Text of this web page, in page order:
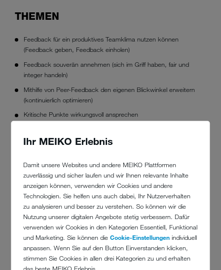
Ihr MEIKO Erlebnis
Damit unsere Websites und andere MEIKO Plattformen
zuverlässig und sicher laufen und wir Ihnen relevante Inhalte
anzeigen können, verwenden wir Cookies und andere
Technologien. Sie helfen uns auch dabei, Ihr Nutzerverhalten
zu analysieren und besser zu verstehen. So können wir die
Nutzung unserer digitalen Angebote stetig verbessern. Dafür
verwenden wir Cookies in den Kategorien Essentiell, Funktional
und Marketing. Sie können dieCookie-Einstellungen individuell
anpassen. Wenn Sie auf den Button Einverstanden klicken,
stimmen Sie Cookies in allen drei Kategorien zu und erhalten
das beste MEIKO Erlebnis.
THEMEN
Feedback für ein produktives Teamklima nutzen können
(Feedback geben, Feedback einholen)
Feedback souverän annehmen (sich im Griff haben, fair und
integer handeln)
Mithilfe von Peer-Feedback den eigenen Blickwinkel erweitern
(kontinuierlich optimieren)
Kritische Punkte wirkungsvoll ansprechen
79,00 EUR
TERMINE
TEILNAHME JEDERZEIT MÖGLICH